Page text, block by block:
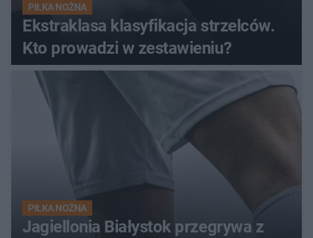
PIŁKA NOŻNA
Ekstraklasa klasyfikacja strzelców.
Kto prowadzi w zestawieniu?
PIŁKA NOŻNA
Jagiellonia Białystok przegrywa z